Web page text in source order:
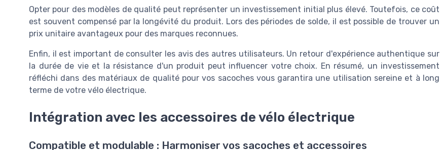
Opter pour des modèles de qualité peut représenter un investissement initial plus élevé. Toutefois, ce coût
est souvent compensé par la longévité du produit. Lors des périodes de solde, il est possible de trouver un
prix unitaire avantageux pour des marques reconnues.
Enfin, il est important de consulter les avis des autres utilisateurs. Un retour d'expérience authentique sur
la durée de vie et la résistance d'un produit peut influencer votre choix. En résumé, un investissement
réfléchi dans des matériaux de qualité pour vos sacoches vous garantira une utilisation sereine et à long
terme de votre vélo électrique.
Intégration avec les accessoires de vélo électrique
Compatible et modulable : Harmoniser vos sacoches et accessoires